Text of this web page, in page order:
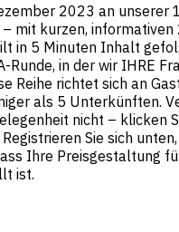
2023 an unserer
mit kurzen,
in 5 Minuten Inhalt
Runde, in der wir IHRE
Reihe richtet sich an
als 5 Unterkünften.
nicht – klicken
Sie sich
Ihre Preisgestaltung
ist.